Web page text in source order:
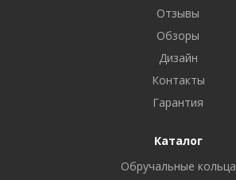
Отзывы
Обзоры
Дизайн
Контакты
Гарантия
Каталог
Обручальные кольца